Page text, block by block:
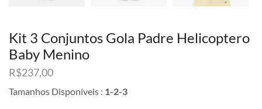
Kit 3 Conjuntos Gola Padre Helicoptero
Baby Menino
R$237,00
Tamanhos Disponíveis : 1-2-3